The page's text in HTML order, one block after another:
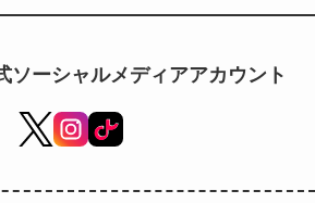
"La 19a cartella
Akira
ソーシャルメディアアカウント